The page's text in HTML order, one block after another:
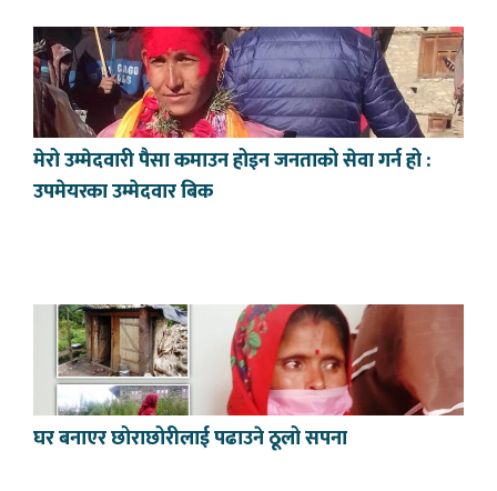
मेरो उम्मेदवारी पैसा कमाउन होइन जनताको सेवा गर्न हो :
उपमेयरका उम्मेदवार बिक
घर बनाएर छोराछोरीलाई पढाउने ठूलो सपना